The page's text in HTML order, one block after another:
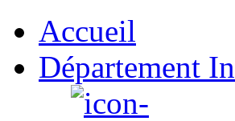
Accueil
Département